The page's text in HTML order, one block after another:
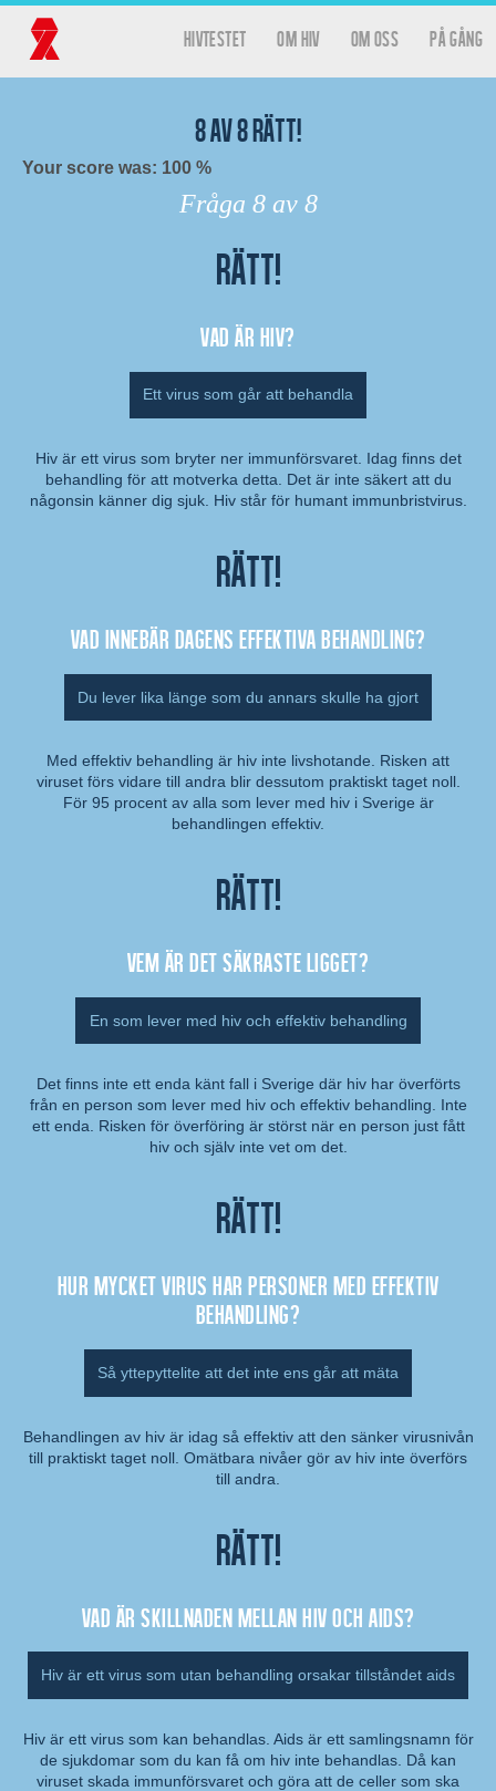
Huvudmeny
hivtestet Om HIV Om oss På gång
8av8rätt!
Your score was: 100 %
Fråga 8av 8
Rätt!
Vad är hiv?
Ett virus som går att behandla
Kommentar:
Hiv är ett virus som bryter ner immunförsvaret. Idag finns det
behandling för att motverka detta. Det är inte säkert att du
någonsin känner dig sjuk. Hiv står för humant immunbristvirus.
Rätt!
Vad innebär dagens effektiva behandling?
Du lever lika länge som du annars skulle ha gjort
Kommentar:
Med effektiv behandling är hiv inte livshotande. Risken att
viruset förs vidare till andra blir dessutom praktiskt taget noll.
För 95 procent av alla som lever med hiv i Sverige är
behandlingen effektiv.
Rätt!
Vem är det säkraste ligget?
En som lever med hiv och effektiv behandling
Kommentar:
Det finns inte ett enda känt fall i Sverige där hiv har överförts
från en person som lever med hiv och effektiv behandling. Inte
ett enda. Risken för överföring är störst när en person just fått
hiv och själv inte vet om det.
Rätt!
Hur mycket virus har personer med effektiv
behandling?
Så yttepyttelite att det inte ens går att mäta
Kommentar:
Behandlingen av hiv är idag så effektiv att den sänker virusnivån
till praktiskt taget noll. Omätbara nivåer gör av hiv inte överförs
till andra.
Rätt!
Vad är skillnaden mellan hiv och aids?
Hiv är ett virus som utan behandling orsakar tillståndet aids
Kommentar:
Hiv är ett virus som kan behandlas. Aids är ett samlingsnamn för
de sjukdomar som du kan få om hiv inte behandlas. Då kan
viruset skada immunförsvaret och göra att de celler som ska